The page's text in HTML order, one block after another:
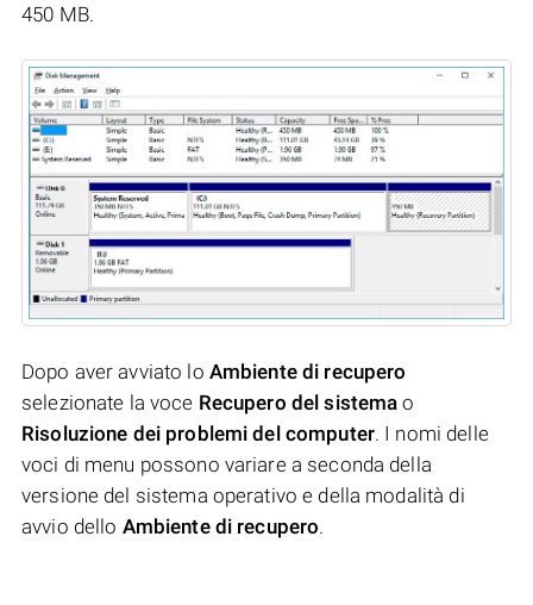
450 MB.
Dopo aver avviato lo Ambiente di recupero
selezionate la voce Recupero del sistema o
Risoluzione dei problemi del computer. I nomi delle
voci di menu possono variare a seconda della
versione del sistema operativo e della modalità di
avvio dello Ambiente di recupero.